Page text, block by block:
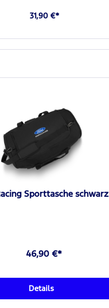
31,90 €*
Sporttasche schwarz
46,90 €*
Details